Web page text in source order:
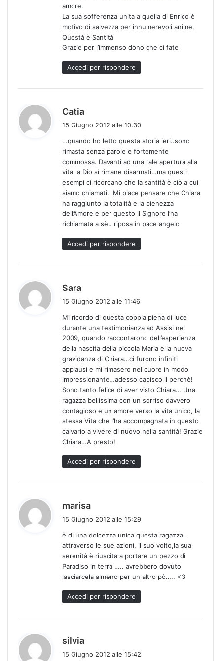
amore.
La sua sofferenza unita a quella di Enrico è
motivo di salvezza per innumerevoli anime.
Questà è Santità
Grazie per l’immenso dono che ci fate
Accedi per rispondere
Catia
e
t
t
:
15 Giugno 2012 alle 10:30
…quando ho letto questa storia ieri..sono
rimasta senza parole e fortemente
commossa. Davanti ad una tale apertura alla
vita, a Dio sì rimane disarmati…ma questi
esempi ci ricordano che la santità è ciò a cui
siamo chiamati.. Mi piace pensare che Chiara
ha raggiunto la totalità e la pienezza
dell’Amore e per questo il Signore l’ha
richiamata a sè.. riposa in pace angelo
Accedi per rispondere
Sara
e
t
t
15 Giugno 2012 alle 11:46
Mi ricordo di questa coppia piena di luce
durante una testimonianza ad Assisi nel
2009, quando raccontarono dell’esperienza
della nascita della piccola Maria e la nuova
gravidanza di Chiara…ci furono infiniti
applausi e mi rimasero nel cuore in modo
impressionante…adesso capisco il perchè!
Sono tanto felice di aver visto Chiara… Una
ragazza bellissima con un sorriso davvero
contagioso e un amore verso la vita unico, la
stessa Vita che l’ha accompagnata in questo
calvario a vivere di nuovo nella santità! Grazie
Chiara…A presto!
Accedi per rispondere
marisa
e
t
t
15 Giugno 2012 alle 15:29
è di una dolcezza unica questa ragazza…
attraverso le sue azioni, il suo volto,la sua
serenità è riuscita a portare un pezzo di
Paradiso in terra ….. avrebbero dovuto
lasciarcela almeno per un altro pò….. <3
Accedi per rispondere
silvia
15 Giugno 2012 alle 15:42